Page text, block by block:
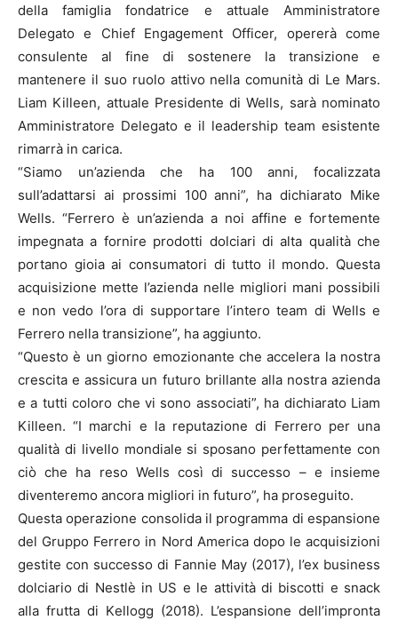
della famiglia fondatrice e attuale Amministratore
Delegato e Chief Engagement Officer, opererà come
consulente al fine di sostenere la transizione e
mantenere il suo ruolo attivo nella comunità di Le Mars.
Liam Killeen, attuale Presidente di Wells, sarà nominato
Amministratore Delegato e il leadership team esistente
rimarrà in carica.
“Siamo un’azienda che ha 100 anni, focalizzata
sull’adattarsi ai prossimi 100 anni”, ha dichiarato Mike
Wells. “Ferrero è un’azienda a noi affine e fortemente
impegnata a fornire prodotti dolciari di alta qualità che
portano gioia ai consumatori di tutto il mondo. Questa
acquisizione mette l’azienda nelle migliori mani possibili
e non vedo l’ora di supportare l’intero team di Wells e
Ferrero nella transizione”, ha aggiunto.
“Questo è un giorno emozionante che accelera la nostra
crescita e assicura un futuro brillante alla nostra azienda
e a tutti coloro che vi sono associati”, ha dichiarato Liam
Killeen. “I marchi e la reputazione di Ferrero per una
qualità di livello mondiale si sposano perfettamente con
ciò che ha reso Wells così di successo – e insieme
diventeremo ancora migliori in futuro”, ha proseguito.
Questa operazione consolida il programma di espansione
del Gruppo Ferrero in Nord America dopo le acquisizioni
gestite con successo di Fannie May (2017), l’ex business
dolciario di Nestlè in US e le attività di biscotti e snack
alla frutta di Kellogg (2018). L’espansione dell’impronta